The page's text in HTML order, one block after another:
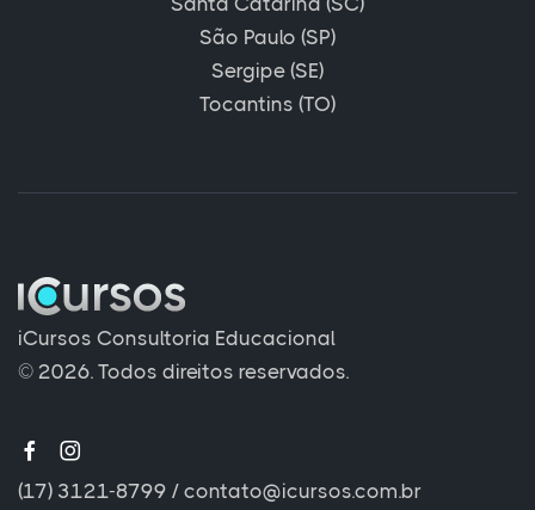
São Paulo (SP)
Sergipe (SE)
Tocantins (TO)
iCursos Consultoria Educacional
© 2026. Todos direitos reservados.
(17) 3121-8799 / contato@icursos.com.br